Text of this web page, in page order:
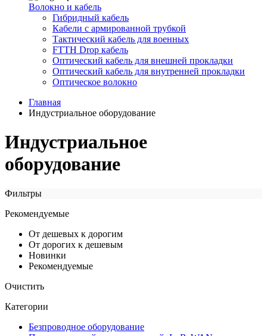
Волокно и кабель
Гибридный кабель
Кабели с армированной трубкой
Тактический кабель для военных
FTTH Drop кабель
Оптический кабель для внешней прокладки
Оптический кабель для внутренней прокладки
Оптическое волокно
Главная
Индустриальное оборудование
Индустриальное
оборудование
Фильтры
Рекомендуемые
От дешевых к дорогим
От дорогих к дешевым
Новинки
Рекомендуемые
Очистить
Категории
Безпроводное оборудование